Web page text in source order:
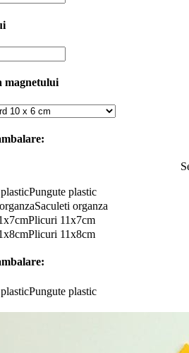
magnetului
Pungute plastic
Saculeti organza
Plicuri 11x7cm
Plicuri 11x8cm
Pungute plastic